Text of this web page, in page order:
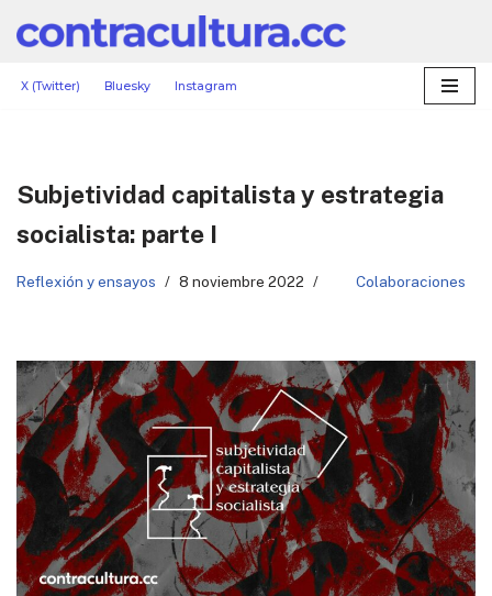
al
X (Twitter) Bluesky Instagram
Subjetividad capitalista y estrategia
socialista: parte I
Reflexión y ensayos 8 noviembre 2022 Colaboraciones